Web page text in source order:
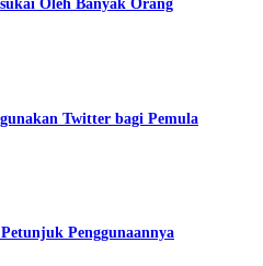
Oleh Banyak Orang
Twitter bagi Pemula
Penggunaannya